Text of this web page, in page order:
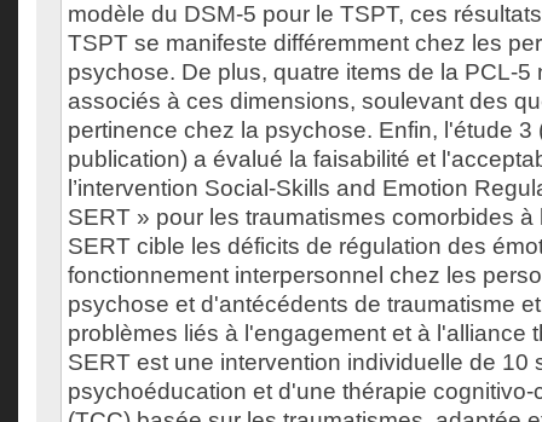
modèle du DSM-5 pour le TSPT, ces
TSPT se manifeste différemment chez les
psychose. De plus, quatre items de la PCL-5
associés à ces dimensions, soulevant des
pertinence chez la psychose. Enfin, l'étude 3
publication) a évalué la faisabilité et
l’intervention Social-Skills and Emotion
SERT » pour les traumatismes comorbides
SERT cible les déficits de régulation des
fonctionnement interpersonnel chez les
psychose et d'antécédents de traumatisme
problèmes liés à l'engagement et à l'alliance
SERT est une intervention individuelle de 10
psychoéducation et d'une thérapie cognitivo-